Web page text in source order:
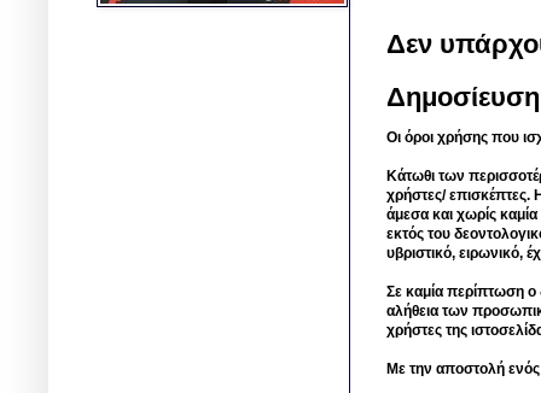
Δεν
Οι όροι χρήσης που
Κάτωθι των
χρήστες/ επισκέπτες.
άμεσα και χωρίς
εκτός του
υβριστικό, ειρωνικό,
Σε καμία περίπτωση ο
αλήθεια των
χρήστες της
Με την αποστολή